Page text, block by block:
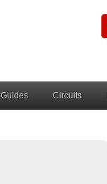
Guides Circuits